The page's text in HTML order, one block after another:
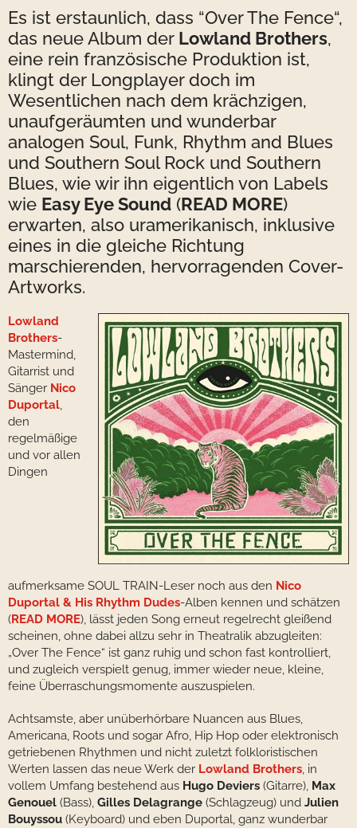
Es ist erstaunlich, dass “Over The Fence“,
das neue Album der Lowland Brothers,
eine rein französische Produktion ist,
klingt der Longplayer doch im
Wesentlichen nach dem krächzigen,
unaufgeräumten und wunderbar
analogen Soul, Funk, Rhythm and Blues
und Southern Soul Rock und Southern
Blues, wie wir ihn eigentlich von Labels
wie Easy Eye Sound (READ MORE)
erwarten, also uramerikanisch, inklusive
eines in die gleiche Richtung
marschierenden, hervorragenden Cover-
Artworks.
Lowland
Brothers-
Mastermind,
Gitarrist und
Sänger Nico
Duportal,
den
regelmäßige
und vor allen
Dingen
aufmerksame SOUL TRAIN-Leser noch aus den Nico
Duportal & His Rhythm Dudes-Alben kennen und schätzen
(READ MORE), lässt jeden Song erneut regelrecht gleißend
scheinen, ohne dabei allzu sehr in Theatralik abzugleiten:
„Over The Fence“ ist ganz ruhig und schon fast kontrolliert,
und zugleich verspielt genug, immer wieder neue, kleine,
feine Überraschungsmomente auszuspielen.
Achtsamste, aber unüberhörbare Nuancen aus Blues,
Americana, Roots und sogar Afro, Hip Hop oder elektronisch
getriebenen Rhythmen und nicht zuletzt folkloristischen
Werten lassen das neue Werk der Lowland Brothers, in
vollem Umfang bestehend aus Hugo Deviers (Gitarre), Max
Genouel (Bass), Gilles Delagrange (Schlagzeug) und Julien
Bouyssou (Keyboard) und eben Duportal, ganz wunderbar